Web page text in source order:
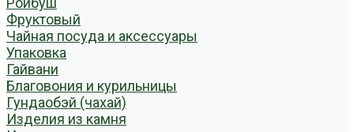
Фруктовый
Чайная посуда и аксессуары
Упаковка
Гайвани
Благовония и курильницы
Гундаобэй (чахай)
Изделия из камня